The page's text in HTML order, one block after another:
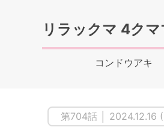
リラックマ 4ク
コンドウアキ
第704話 │ 2024.12.16